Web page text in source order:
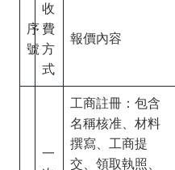
序
號
收
費
方
式
報價內容
一
工商註冊：包含
名稱核准、材料
撰寫、工商提
交、領取執照、